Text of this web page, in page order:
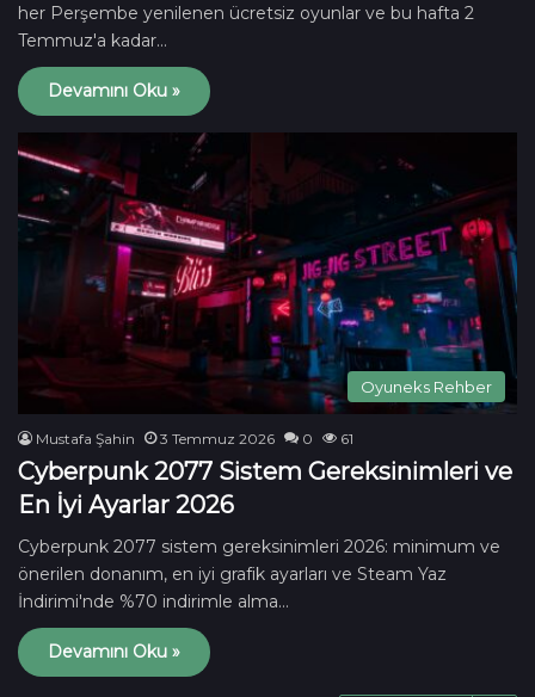
her Perşembe yenilenen ücretsiz oyunlar ve bu hafta 2
Temmuz'a kadar…
Devamını Oku »
Oyuneks Rehber
Mustafa Şahin 3 Temmuz 2026 0 61
Cyberpunk 2077 Sistem Gereksinimleri ve
En İyi Ayarlar 2026
Cyberpunk 2077 sistem gereksinimleri 2026: minimum ve
önerilen donanım, en iyi grafik ayarları ve Steam Yaz
İndirimi'nde %70 indirimle alma…
Devamını Oku »